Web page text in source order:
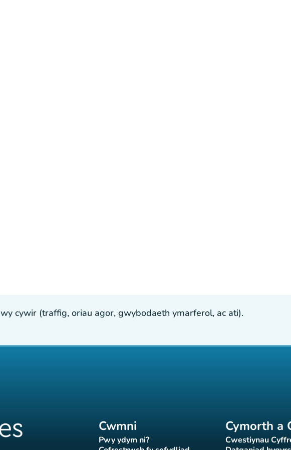
cywir (traffig, oriau agor, gwybodaeth ymarferol, ac ati).
Cwmni
Pwy ydym ni?
(tab newydd)
Cymorth a
Cwestiynau(tab